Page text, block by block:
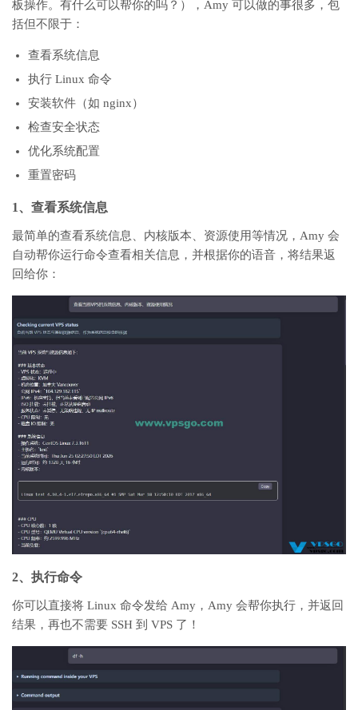
板操作。有什么可以帮你的吗？），Amy 可以做的事很多，包
括但不限于：
查看系统信息
执行 Linux 命令
安装软件（如 nginx）
检查安全状态
优化系统配置
重置密码
1、查看系统信息
最简单的查看系统信息、内核版本、资源使用等情况，Amy 会
自动帮你运行命令查看相关信息，并根据你的语音，将结果返
回给你：
2、执行命令
你可以直接将 Linux 命令发给 Amy，Amy 会帮你执行，并返回
结果，再也不需要 SSH 到 VPS 了！